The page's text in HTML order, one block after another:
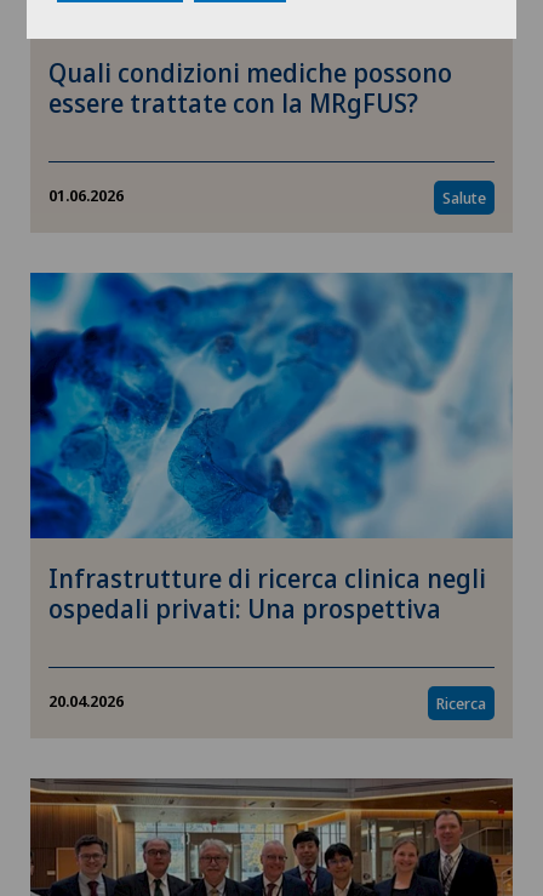
Quali condizioni mediche possono
essere trattate con la MRgFUS?
01.06.2026 Salute
Infrastrutture di ricerca clinica negli
ospedali privati: Una prospettiva
20.04.2026 Ricerca